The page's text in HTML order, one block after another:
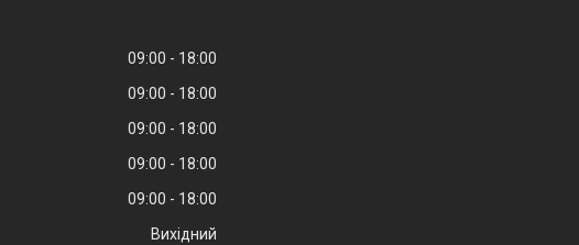
09:00
18:00
09:00
18:00
09:00
18:00
09:00
18:00
09:00
18:00
Вихідний